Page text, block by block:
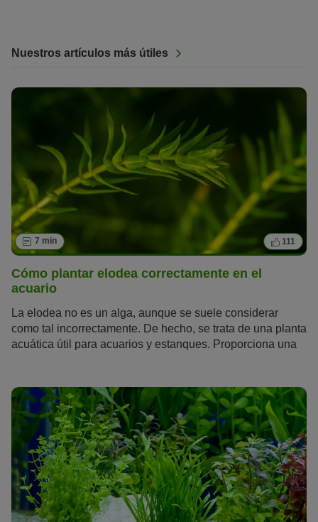
Nuestros artículos más útiles
7 min 111
Cómo plantar elodea correctamente en el
acuario
La elodea no es un alga, aunque se suele considerar
como tal incorrectamente. De hecho, se trata de una planta
acuática útil para acuarios y estanques. Proporciona una
cobijo a sus nuevos habitantes. Además, es muy robusta y
fácil de cuidar, y constituye la base de un equilibrio natural
en el acuario. Te explicamos qué otras ventajas ofrece la
elodea y te damos algunos consejos de cuidado.